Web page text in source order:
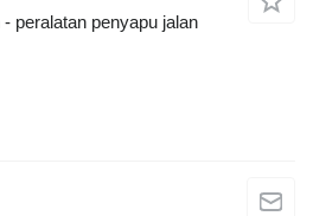
peralatan penyapu jalan